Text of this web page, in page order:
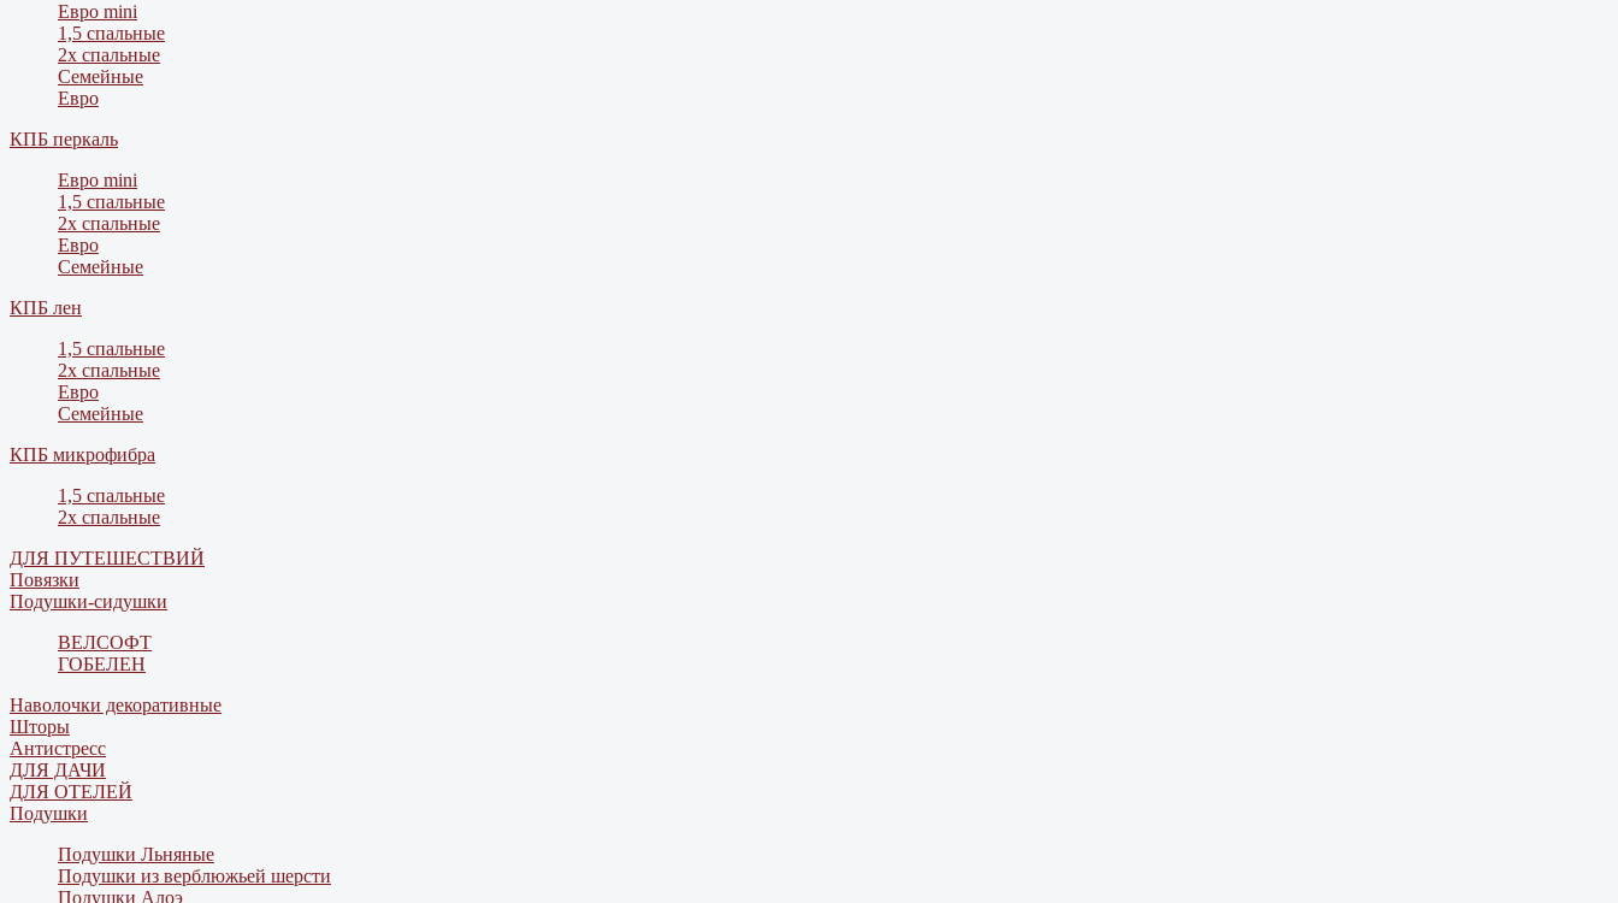
Евро mini
1,5 спальные
2х спальные
Семейные
Евро
КПБ перкаль
Евро mini
1,5 спальные
2х спальные
Евро
Семейные
КПБ лен
1,5 спальные
2х спальные
Евро
Семейные
КПБ микрофибра
1,5 спальные
2х спальные
ДЛЯ ПУТЕШЕСТВИЙ
Повязки
Подушки-сидушки
ВЕЛСОФТ
ГОБЕЛЕН
Наволочки декоративные
Шторы
Антистресс
ДЛЯ ДАЧИ
ДЛЯ ОТЕЛЕЙ
Подушки
Подушки Льняные
Подушки из верблюжьей шерсти
Подушки Алоэ